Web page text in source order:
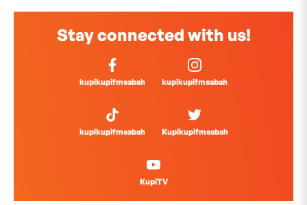
Stay connected with us!
kupikupifmsabah kupikupifmsabah
kupikupifmsabah Kupikupifmsabah
KupiTV